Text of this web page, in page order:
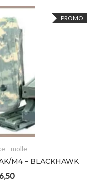
PROMO
- molle
M4 – BLACKHAWK